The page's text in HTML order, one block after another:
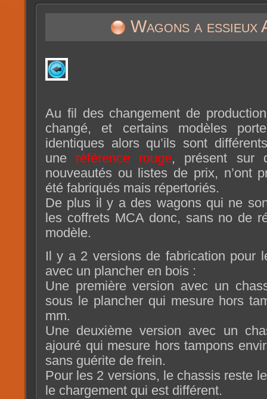
Wagons a essieux
Au fil des changement de
changé, et certains modèles
identiques alors qu’ils sont
une référence rouge, présent sur
nouveautés ou listes de prix, n’ont
été fabriqués mais répertoriés.
De plus il y a des wagons qui ne
les coffrets MCA donc, sans no de
modèle.
Il y a 2 versions de fabrication pour
avec un plancher en bois :
Une première version avec un
sous le plancher qui mesure hors
mm.
Une deuxième version avec un
ajouré qui mesure hors tampons
sans guérite de frein.
Pour les 2 versions, le chassis reste
le chargement qui est différent.